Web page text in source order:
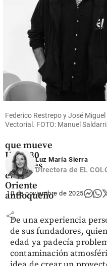
Oriente
Antioqueño
Flores que
cielo: así
es el
que mueve
US$ 380
millones
en el
Oriente
antioqueño
share
Federico Restrepo y José
Vectorial. FOTO: Manuel
Luz María Sierra
Directora de EL
10 de noviembre de 2025
De una experiencia
de sus fundadores,
edad ya padecía
contaminación